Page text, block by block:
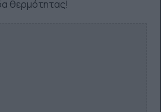
θερμότητας!